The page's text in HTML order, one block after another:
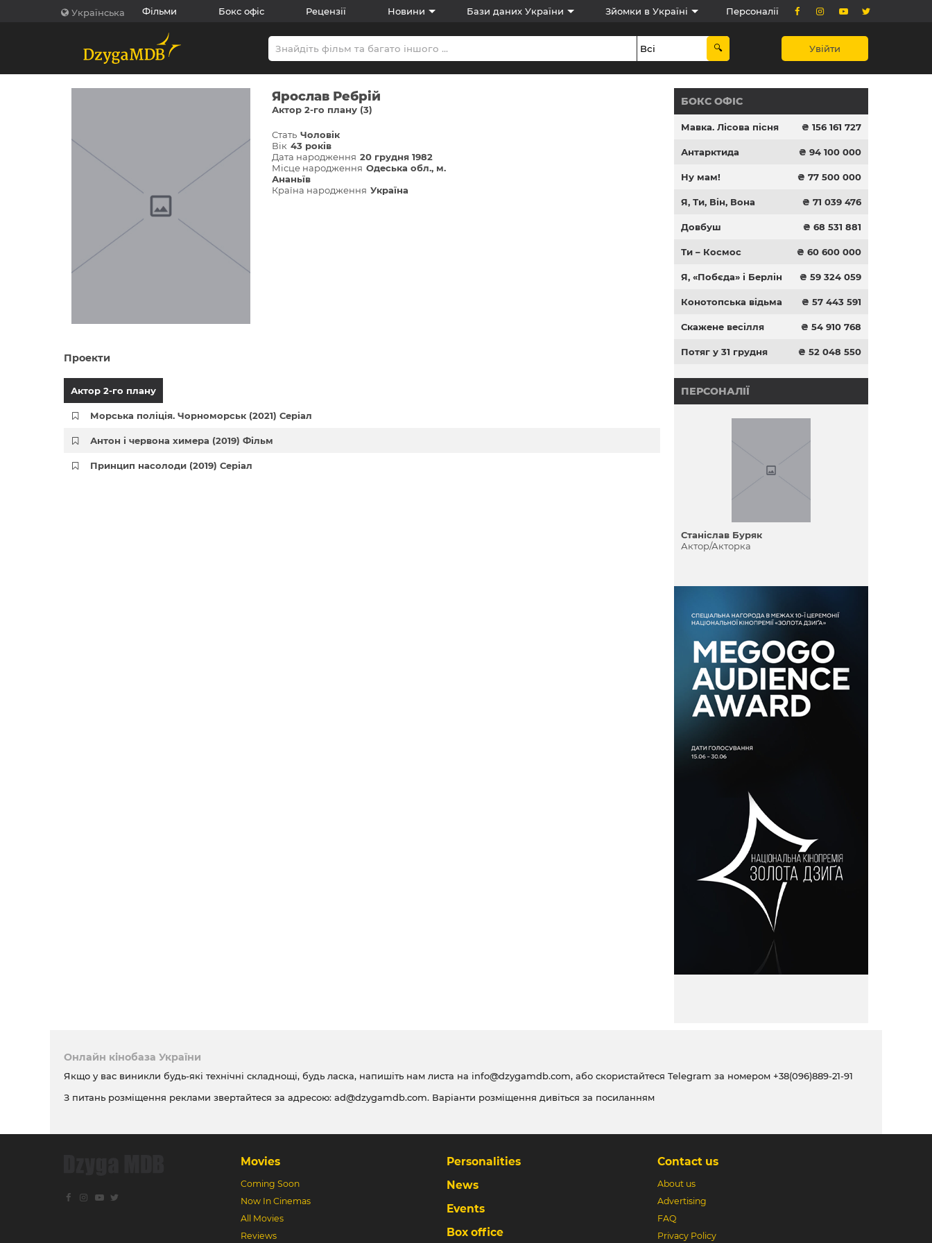
Українська Фільми Бокс офіс Рецензії Новини Бази даних України Зйомки в Україні Персоналії
Увійти
Ярослав Ребрiй
Актор 2-го плану (3)
Стать Чоловік
Вік 43 років
Дата народження 20 грудня 1982
Місце народження Одеська обл., м.
Ананьїв
Країна народження Україна
Проекти
Актор 2-го плану
Морська поліція. Чорноморськ (2021) Серіал
Антон і червона химера (2019) Фільм
Принцип насолоди (2019) Серіал
БОКС ОФІС
Мавка. Лісова пісня ₴ 156 161 727
Антарктида ₴ 94 100 000
Ну мам! ₴ 77 500 000
Я, Ти, Він, Вона ₴ 71 039 476
Довбуш ₴ 68 531 881
Ти – Космос ₴ 60 600 000
Я, «Побєда» і Берлін ₴ 59 324 059
Конотопська відьма ₴ 57 443 591
Скажене весілля ₴ 54 910 768
Потяг у 31 грудня ₴ 52 048 550
ПЕРСОНАЛІЇ
Станіслав Буряк
Актор/Акторка
Онлайн кінобаза України
Якщо у вас виникли будь-які технічні складнощі, будь ласка, напишіть нам листа на info@dzygamdb.com, або скористайтеся Telegram за номером +38(096)889-21-91
З питань розміщення реклами звертайтеся за адресою: ad@dzygamdb.com. Варіанти розміщення дивіться за посиланням
Movies
Coming Soon
Now In Cinemas
All Movies
Reviews
Personalities
News
Events
Box office
Contact us
About us
Advertising
FAQ
Privacy Policy